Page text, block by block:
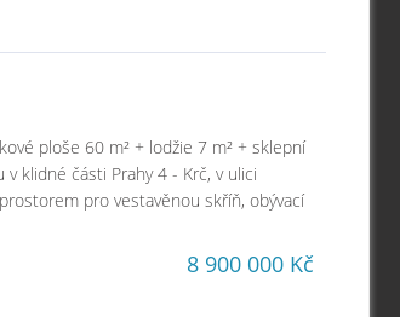
ploše 60 m² + lodžie 7 m² + sklepní
klidné části Prahy 4 - Krč, v ulici
pro vestavěnou skříň, obývací
8 900 000 Kč